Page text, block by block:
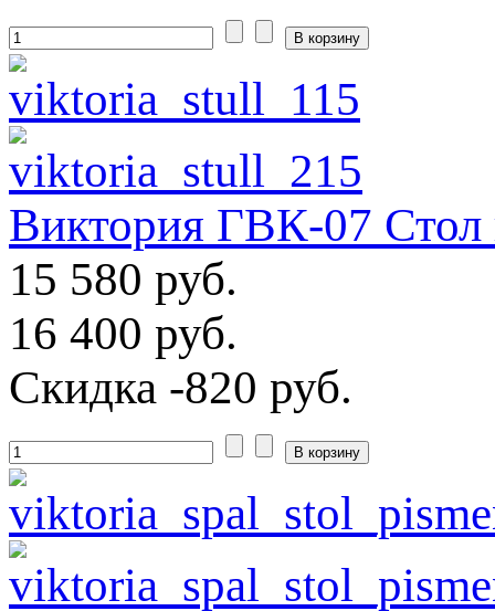
Виктория ГВК-07 Стол
15 580 руб.
16 400 руб.
Скидка -820 руб.